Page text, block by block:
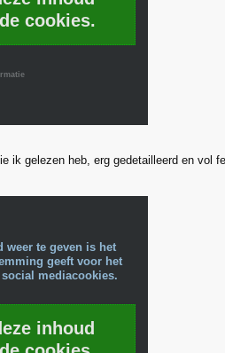
cookies.
ik gelezen heb, erg gedetailleerd en vol
weer te geven is het
geeft voor het
mediacookies.
inhoud